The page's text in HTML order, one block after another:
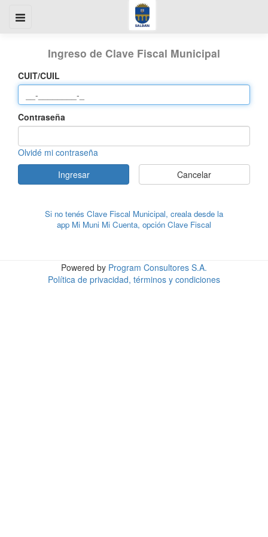
Ingreso de Clave Fiscal Municipal
CUIT/CUIL
Contraseña
Olvidé mi contraseña
Ingresar
Cancelar
Si no tenés Clave Fiscal Municipal, creala desde la
app Mi Muni Mi Cuenta, opción Clave Fiscal
Powered by Program Consultores S.A.
Política de privacidad, términos y condiciones